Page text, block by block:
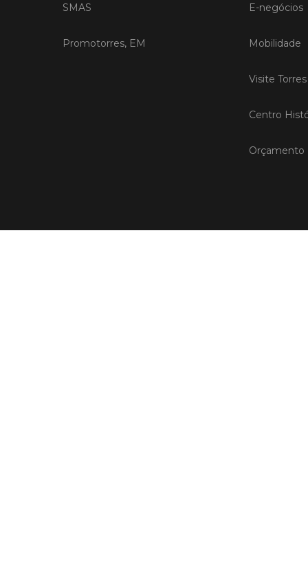
SMAS
Promotorres, EM
E-negócios
Mobilidade
Visite
Centro
Orçamento